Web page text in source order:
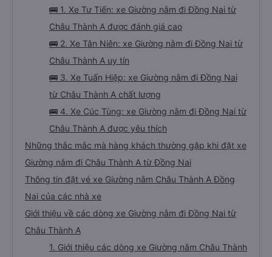
🚌 1. Xe Tư Tiến: xe Giường nằm đi Đồng Nai từ
Châu Thành A được đánh giá cao
🚌 2. Xe Tân Niên: xe Giường nằm đi Đồng Nai từ
Châu Thành A uy tín
🚌 3. Xe Tuấn Hiệp: xe Giường nằm đi Đồng Nai
từ Châu Thành A chất lượng
🚌 4. Xe Cúc Tùng: xe Giường nằm đi Đồng Nai từ
Châu Thành A được yêu thích
Những thắc mắc mà hàng khách thường gặp khi đặt xe
Giường nằm đi Châu Thành A từ Đồng Nai
Thông tin đặt vé xe Giường nằm Châu Thành A Đồng
Nai của các nhà xe
Giới thiệu về các dòng xe Giường nằm đi Đồng Nai từ
Châu Thành A
1. Giới thiệu các dòng xe Giường nằm Châu Thành